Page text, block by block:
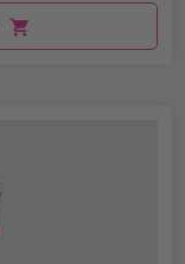
shopping_cart